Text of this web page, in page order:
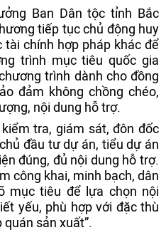
Ban Dân tộc tỉnh Bắc
tiếp tục chủ động huy
chính hợp pháp khác để
trình mục tiêu quốc gia
trình dành cho đồng
đảm không chồng chéo,
nội dung hỗ trợ.
tra, giám sát, đôn đốc
đầu tư dự án, tiểu dự án
đúng, đủ nội dung hỗ trợ.
công khai, minh bạch, dân
mục tiêu để lựa chọn nội
yếu, phù hợp với đặc thù
quán sản xuất”.